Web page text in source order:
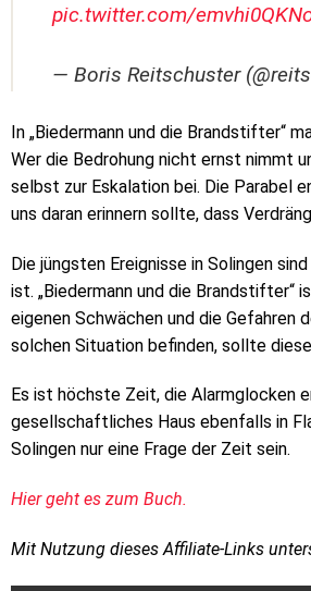
pic.twitter.com/
— Boris Reitschuster
In „Biedermann und die Brandstifter“
Wer die Bedrohung nicht ernst nimmt
selbst zur Eskalation bei. Die Parabel
uns daran erinnern sollte, dass
Die jüngsten Ereignisse in Solingen
ist. „Biedermann und die Brandstifter“
eigenen Schwächen und die Gefahren
solchen Situation befinden, sollte
Es ist höchste Zeit, die Alarmglocken
gesellschaftliches Haus ebenfalls in
Solingen nur eine Frage der Zeit sein.
Hier geht es zum Buch.
Mit Nutzung dieses Affiliate-Links